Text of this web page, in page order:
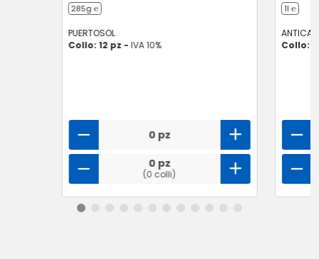
285g ℮
PUERTOSOL
Collo: 12 pz - IVA 10%
0 pz
0 pz
(0 colli)
1l ℮
ANTICA
Collo: